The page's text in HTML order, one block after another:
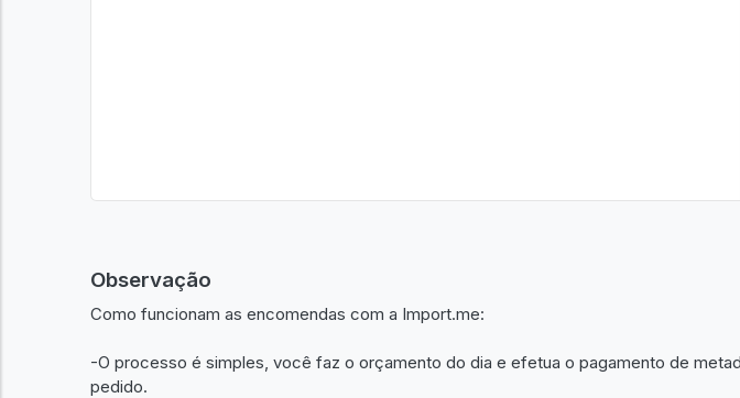
Observação
Como funcionam as encomendas com a Import.me:
-O processo é simples, você faz o orçamento do dia e efetua o pagamento de
pedido.